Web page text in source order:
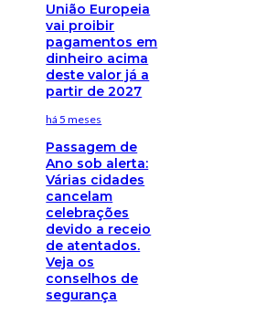
União Europeia
vai proibir
pagamentos em
dinheiro acima
deste valor já a
partir de 2027
há 5 meses
Passagem de
Ano sob alerta:
Várias cidades
cancelam
celebrações
devido a receio
de atentados.
Veja os
conselhos de
segurança